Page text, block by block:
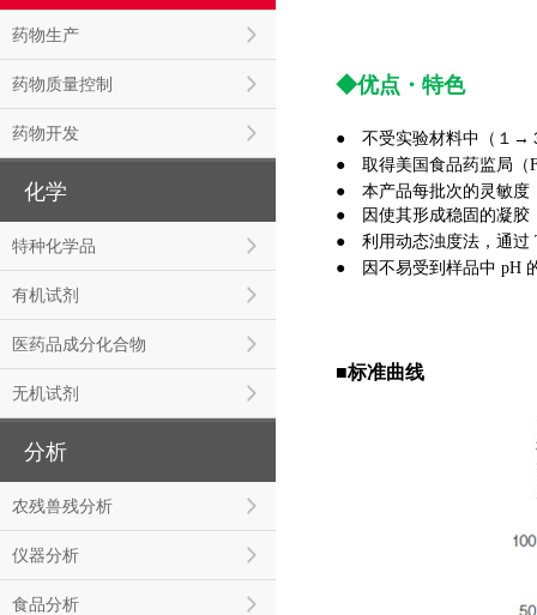
药物生产
药物质量控制
药物开发
化学
特种化学品
有机试剂
医药品成分化合物
无机试剂
分析
农残兽残分析
仪器分析
食品分析
◆优点・特色
● 不受实验材料中（１→
●
取得美国食品药监局（
●
本产品每批次的灵敏度
●
因使其形成稳固的凝
● 利用动态浊度法 ，通过
●
因不易受到样品中 pH
■标准曲线